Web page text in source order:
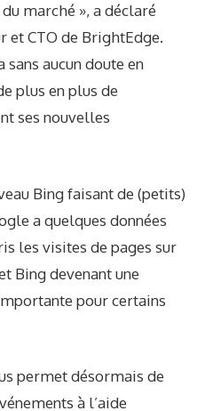
marché », a déclaré
et CTO de BrightEdge.
sans aucun doute en
plus en plus de
ses nouvelles
Bing faisant de (petits)
a quelques données
les visites de pages sur
Bing devenant une
pour certains
permet désormais de
à l’aide